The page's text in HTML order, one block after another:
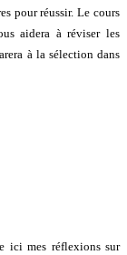
pour réussir. Le cours
aidera à réviser les
à la sélection dans
ici mes réflexions sur